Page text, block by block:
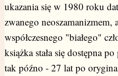
ukazania się w 1980 roku
zwanego neoszamanizmem,
współczesnego "białego"
książka stała się dostępna
tak późno - 27 lat po